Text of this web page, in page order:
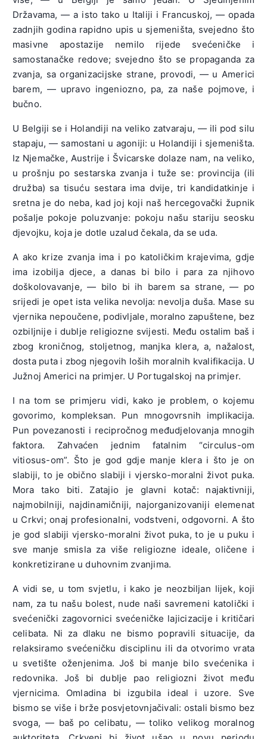
Državama, — a isto tako u Italiji i Francuskoj, — opada
zadnjih godina rapidno upis u sjemeništa, svejedno što
masivne apostazije nemilo rijede svećeničke i
samostanačke redove; svejedno što se propaganda za
zvanja, sa organizacijske strane, provodi, — u Americi
barem, — upravo ingeniozno, pa, za naše pojmove, i
bučno.
U Belgiji se i Holandiji na veliko zatvaraju, — ili pod silu
stapaju, — samostani u agoniji: u Holandiji i sjemeništa.
Iz Njemačke, Austrije i Švicarske dolaze nam, na veliko,
u prošnju po sestarska zvanja i tuže se: provincija (ili
družba) sa tisuću sestara ima dvije, tri kandidatkinje i
sretna je do neba, kad joj koji naš hercegovački župnik
pošalje pokoje poluzvanje: pokoju našu stariju seosku
djevojku, koja je dotle uzalud čekala, da se uda.
A ako krize zvanja ima i po katoličkim krajevima, gdje
ima izobilja djece, a danas bi bilo i para za njihovo
doškolovavanje, — bilo bi ih barem sa strane, — po
srijedi je opet ista velika nevolja: nevolja duša. Mase su
vjernika nepoučene, podivljale, moralno zapuštene, bez
ozbiljnije i dublje religiozne svijesti. Među ostalim baš i
zbog kroničnog, stoljetnog, manjka klera, a, nažalost,
dosta puta i zbog njegovih loših moralnih kvalifikacija. U
Južnoj Americi na primjer. U Portugalskoj na primjer.
I na tom se primjeru vidi, kako je problem, o kojemu
govorimo, kompleksan. Pun mnogovrsnih implikacija.
Pun povezanosti i recipročnog međudjelovanja mnogih
faktora. Zahvaćen jednim fatalnim “circulus-om
vitiosus-om”. Što je god gdje manje klera i što je on
slabiji, to je obično slabiji i vjersko-moralni život puka.
Mora tako biti. Zatajio je glavni kotač: najaktivniji,
najmobilniji, najdinamičniji, najorganizovaniji elemenat
u Crkvi; onaj profesionalni, vodstveni, odgovorni. A što
je god slabiji vjersko-moralni život puka, to je u puku i
sve manje smisla za više religiozne ideale, oličene i
konkretizirane u duhovnim zvanjima.
A vidi se, u tom svjetlu, i kako je neozbiljan lijek, koji
nam, za tu našu bolest, nude naši savremeni katolički i
svećenički zagovornici svećeničke lajicizacije i kritičari
celibata. Ni za dlaku ne bismo popravili situacije, da
relaksiramo svećeničku disciplinu ili da otvorimo vrata
u svetište oženjenima. Još bi manje bilo svećenika i
redovnika. Još bi dublje pao religiozni život među
vjernicima. Omladina bi izgubila ideal i uzore. Sve
bismo se više i brže posvjetovnjačivali: ostali bismo bez
svoga, — baš po celibatu, — toliko velikog moralnog